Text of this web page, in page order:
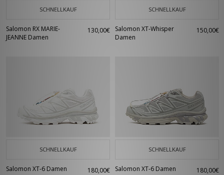
SCHNELLKAUF
Salomon RX MARIE-
JEANNE Damen
130,00€
SCHNELLKAUF
Salomon XT-Whisper
Damen
150,00€
SCHNELLKAUF
Salomon XT-6 Damen 180,00€
SCHNELLKAUF
Salomon XT-6 Damen 180,00€